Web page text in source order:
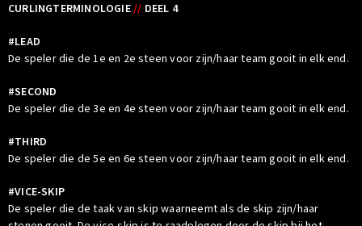
CURLINGTERMINOLOGIE// DEEL 4
#LEAD
De speler die de 1e en 2e steen voor zijn/haar team gooit in elk end.
#SECOND
De speler die de 3e en 4e steen voor zijn/haar team gooit in elk end.
#THIRD
De speler die de 5e en 6e steen voor zijn/haar team gooit in elk end.
#VICE-SKIP
De speler die de taak van skip waarneemt als de skip zijn/haar